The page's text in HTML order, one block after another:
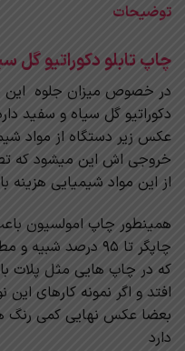
توضیحات
چاپ تابلو دکوراتیو گل
در خصوص میزان جلوه این
دکوراتیو گل سیاه و سفید
عکس زیر دستگاه از مواد
خروجی اش این میشود که
از این مواد شیمیایی هزینه
همینطور چاپ امولسیون
چاپگر تا 95 درصد
که در چاپ هایی مثل پلات
افتد و اگر نمونه کارهای
بعضا عکس نهایی کمی رنگ
دارد